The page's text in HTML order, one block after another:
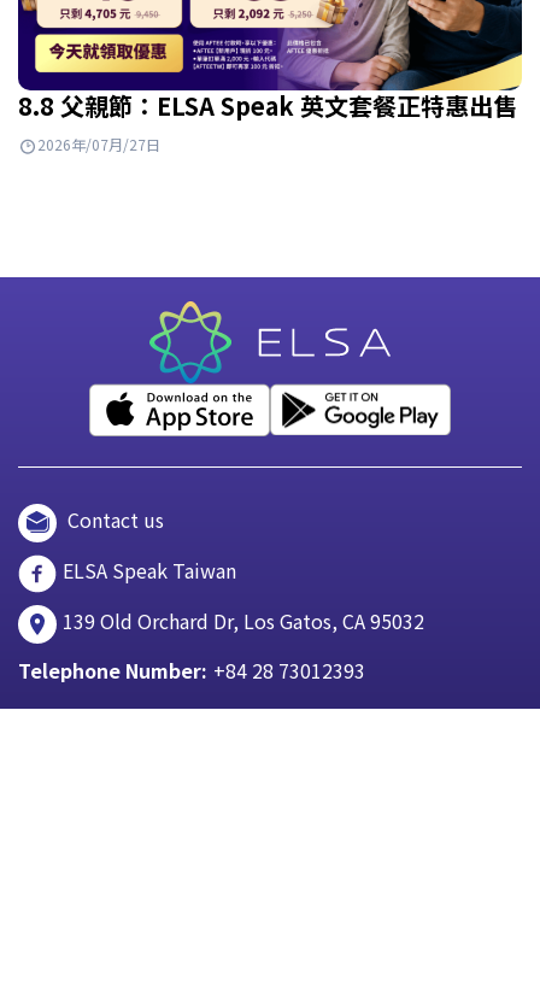
8.8 父親節：ELSA Speak 英文套餐正特惠出售
2026年/07月/27日
Contact us
ELSA Speak Taiwan
139 Old Orchard Dr, Los Gatos, CA 95032
Telephone Number: +84 28 73012393